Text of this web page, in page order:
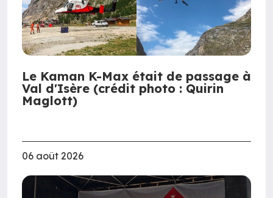
Le Kaman K-Max était de passage à
Val d'Isère (crédit photo : Quirin
Maglott)
06 août 2026